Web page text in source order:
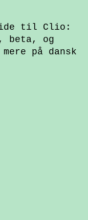
til Clio:
beta, og
mere på dansk